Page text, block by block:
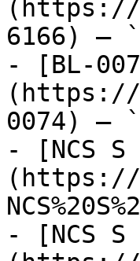
(https://
6166) —
- [BL-
(https://
0074) —
- [NCS S
(https://
- [NCS S